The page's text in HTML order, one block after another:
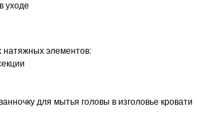
уходе
натяжных элементов:
для мытья головы в изголовье кровати